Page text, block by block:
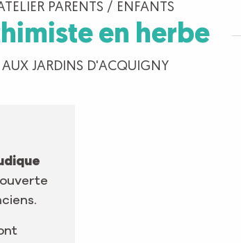
PARENTS / ENFANTS
en herbe
AUX JARDINS D'ACQUIGNY